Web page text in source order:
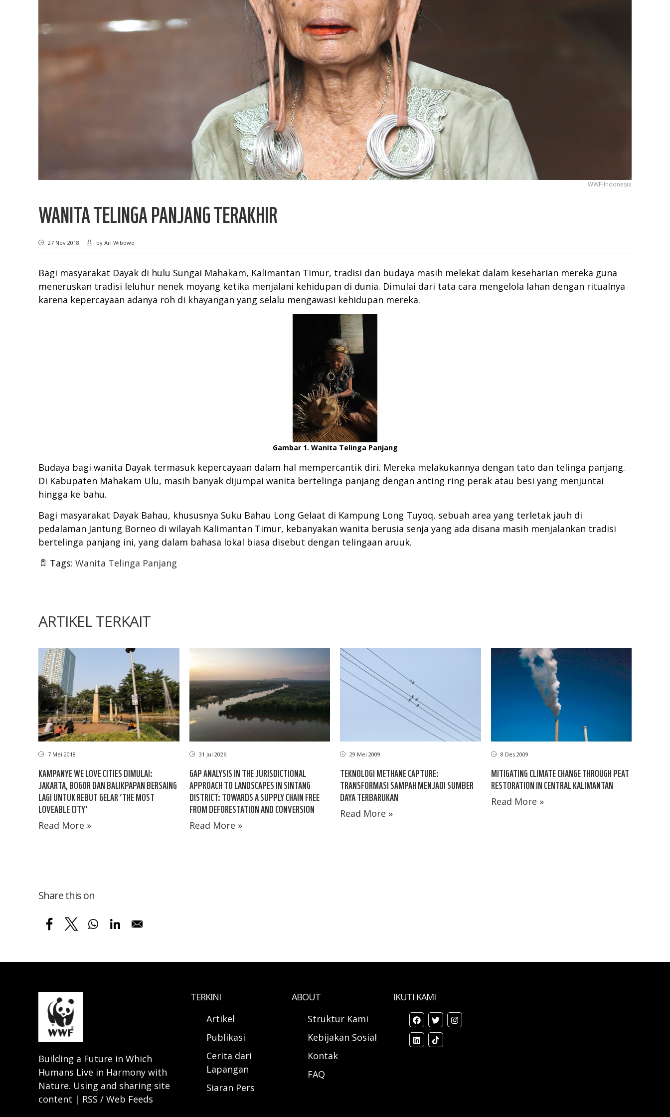
WWF-Indonesia
WANITA TELINGA PANJANG TERAKHIR
27 Nov 2018 by Ari Wibowo
Bagi masyarakat Dayak di hulu Sungai Mahakam, Kalimantan Timur, tradisi dan budaya masih melekat dalam keseharian mereka guna
meneruskan tradisi leluhur nenek moyang ketika menjalani kehidupan di dunia. Dimulai dari tata cara mengelola lahan dengan ritualnya
karena kepercayaan adanya roh di khayangan yang selalu mengawasi kehidupan mereka.
Gambar 1. Wanita Telinga Panjang
Budaya bagi wanita Dayak termasuk kepercayaan dalam hal mempercantik diri. Mereka melakukannya dengan tato dan telinga panjang.
Di Kabupaten Mahakam Ulu, masih banyak dijumpai wanita bertelinga panjang dengan anting ring perak atau besi yang menjuntai
hingga ke bahu.
Bagi masyarakat Dayak Bahau, khususnya Suku Bahau Long Gelaat di Kampung Long Tuyoq, sebuah area yang terletak jauh di
pedalaman Jantung Borneo di wilayah Kalimantan Timur, kebanyakan wanita berusia senja yang ada disana masih menjalankan tradisi
bertelinga panjang ini, yang dalam bahasa lokal biasa disebut dengan telingaan aruuk.
Tags: Wanita Telinga Panjang
ARTIKEL TERKAIT
7 Mei 2018
KAMPANYE WE LOVE CITIES DIMULAI:
JAKARTA, BOGOR DAN BALIKPAPAN BERSAING
LAGI UNTUK REBUT GELAR ‘THE MOST
LOVEABLE CITY’
Read More »
31 Jul 2026
GAP ANALYSIS IN THE JURISDICTIONAL
APPROACH TO LANDSCAPES IN SINTANG
DISTRICT: TOWARDS A SUPPLY CHAIN FREE
FROM DEFORESTATION AND CONVERSION
Read More »
29 Mei 2009
TEKNOLOGI METHANE CAPTURE:
TRANSFORMASI SAMPAH MENJADI SUMBER
DAYA TERBARUKAN
Read More »
8 Des 2009
MITIGATING CLIMATE CHANGE THROUGH PEAT
RESTORATION IN CENTRAL KALIMANTAN
Read More »
Share this on
Building a Future in Which
Humans Live in Harmony with
Nature. Using and sharing site
content | RSS / Web Feeds
TERKINI
Artikel
Publikasi
Cerita dari
Lapangan
Siaran Pers
ABOUT
Struktur Kami
Kebijakan Sosial
Kontak
FAQ
IKUTI KAMI